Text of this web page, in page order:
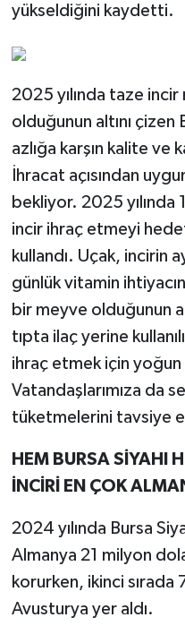
yükseldiğini kaydetti.
2025 yılında taze incir
olduğunun altını
azlığa karşın kalite ve
İhracat açısından
bekliyor. 2025
incir ihraç etmeyi
kullandı. Uçak, incirin
günlük vitamin
bir meyve olduğunun
tıpta ilaç yerine
ihraç etmek için
Vatandaşlarımıza da
tüketmelerini tavsiye
HEM BURSA SİYAHI
İNCİRİ EN ÇOK
2024 yılında Bursa
Almanya 21 milyon
korurken, ikinci sırada
Avusturya yer aldı.